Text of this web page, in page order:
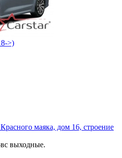
>)
маяка, дом 16, строение
выходные.